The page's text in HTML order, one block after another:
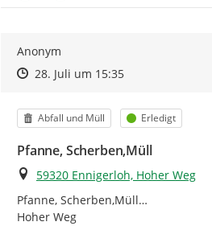
Anonym
Zeitpunkt des Erstellens
Zeitpunkt des Erstellens
28. Juli um 15:35Zur Äußerung
Kategorie
Abfall und Müll Status
Erledigt
Pfanne, Scherben,Müll
Ort
59320 Ennigerloh, Hoher Weg
Pfanne, Scherben,Müll…
Hoher Weg